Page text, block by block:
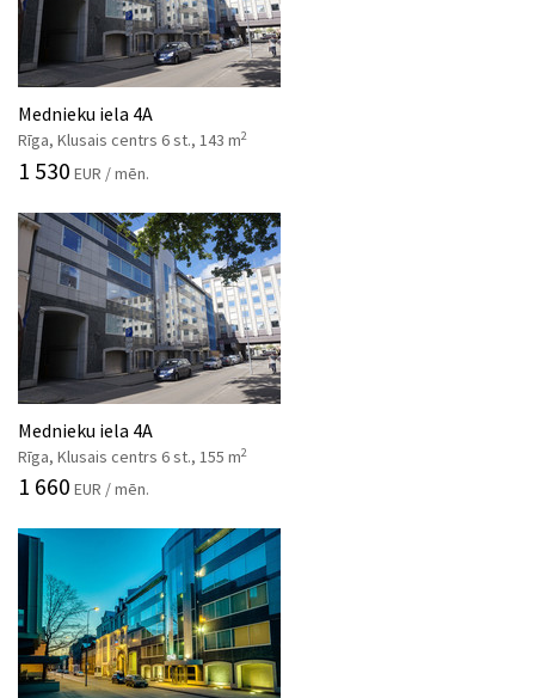
Mednieku iela 4A
Rīga, Klusais centrs 6 st., 143 m2
1 530 EUR / mēn.
Mednieku iela 4A
Rīga, Klusais centrs 6 st., 155 m2
1 660 EUR / mēn.